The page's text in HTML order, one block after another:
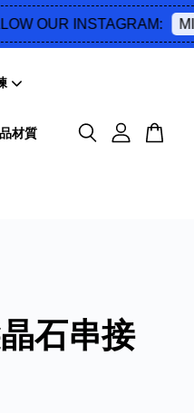
OUR INSTAGRAM:
材質
石串接